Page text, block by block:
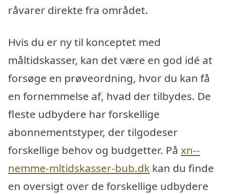
råvarer direkte fra området.
Hvis du er ny til konceptet med
måltidskasser, kan det være en god idé at
forsøge en prøveordning, hvor du kan få
en fornemmelse af, hvad der tilbydes. De
fleste udbydere har forskellige
abonnementstyper, der tilgodeser
forskellige behov og budgetter. På xn--
nemme-mltidskasser-bub.dk kan du finde
en oversigt over de forskellige udbydere